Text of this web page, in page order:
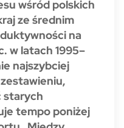
wśród polskich
ze średnim
na
w latach 1995–
najszybciej
starych
tempo poniżej